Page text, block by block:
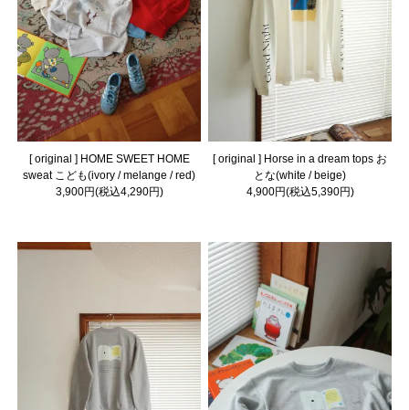
[ original ] HOME SWEET HOME
sweat こども(ivory / melange / red)
3,900円(税込4,290円)
[ original ] Horse in a dream tops お
とな(white / beige)
4,900円(税込5,390円)